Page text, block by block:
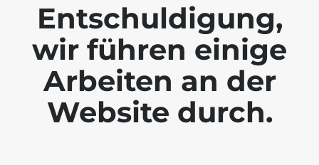
Entschuldigung,
wir führen einige
Arbeiten an der
Website durch.